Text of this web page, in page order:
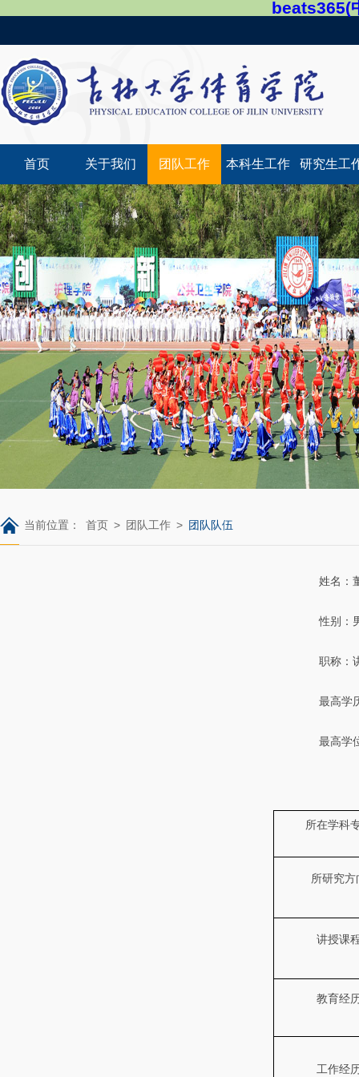
beats365(
首页 关于我们 团队工作 本科生工作 研究生工
当前位置： 首页 > 团队工作 > 团队队伍
姓名：
性别：
职称：
最高学
最高学
所在学科
所研究方
讲授课
教育经
工作经